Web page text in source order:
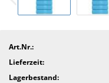
Art.Nr.:
Lieferzeit:
Lagerbestand: